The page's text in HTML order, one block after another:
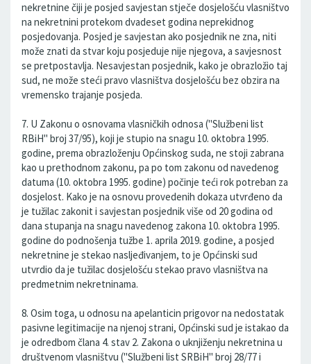
nekretnine čiji je posjed savjestan stječe dosjelošću vlasništvo
na nekretnini protekom dvadeset godina neprekidnog
posjedovanja. Posjed je savjestan ako posjednik ne zna, niti
može znati da stvar koju posjeduje nije njegova, a savjesnost
se pretpostavlja. Nesavjestan posjednik, kako je obrazložio taj
sud, ne može steći pravo vlasništva dosjelošću bez obzira na
vremensko trajanje posjeda.
7. U Zakonu o osnovama vlasničkih odnosa ("Službeni list
RBiH" broj 37/95), koji je stupio na snagu 10. oktobra 1995.
godine, prema obrazloženju Općinskog suda, ne stoji zabrana
kao u prethodnom zakonu, pa po tom zakonu od navedenog
datuma (10. oktobra 1995. godine) počinje teći rok potreban za
dosjelost. Kako je na osnovu provedenih dokaza utvrđeno da
je tužilac zakonit i savjestan posjednik više od 20 godina od
dana stupanja na snagu navedenog zakona 10. oktobra 1995.
godine do podnošenja tužbe 1. aprila 2019. godine, a posjed
nekretnine je stekao nasljeđivanjem, to je Općinski sud
utvrdio da je tužilac dosjelošću stekao pravo vlasništva na
predmetnim nekretninama.
8. Osim toga, u odnosu na apelanticin prigovor na nedostatak
pasivne legitimacije na njenoj strani, Općinski sud je istakao da
je odredbom člana 4. stav 2. Zakona o uknjiženju nekretnina u
društvenom vlasništvu ("Službeni list SRBiH" broj 28/77 i